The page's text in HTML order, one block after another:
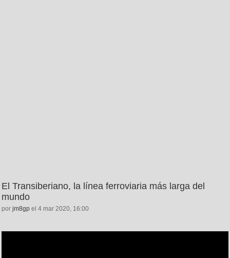
El Transiberiano, la línea ferroviaria más larga del
mundo
por jm8gp el 4 mar 2020, 16:00